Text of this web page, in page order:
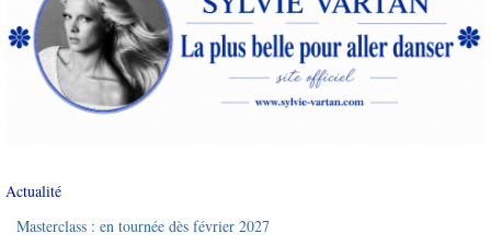
Actualité
Masterclass : en tournée dès février 2027